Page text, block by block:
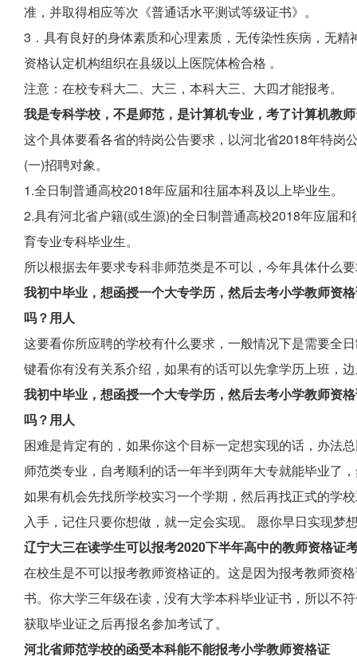
准，并取得相应等次《普通话水平测试等级证书》。
3．具有良好的身体素质和心理素质，无传染性疾病，无
资格认定机构组织在县级以上医院体检合格 。
注意：在校专科大二、大三，本科大三、大四才能报考。
我是专科学校，不是师范，是计算机专业，考了计算机教
这个具体要看各省的特岗公告要求，以河北省2018年特岗
(一)招聘对象。
1.全日制普通高校2018年应届和往届本科及以上毕业生。
2.具有河北省户籍(或生源)的全日制普通高校2018年应届
育专业专科毕业生。
所以根据去年要求专科非师范类是不可以，今年具体什么
我初中毕业，想函授一个大专学历，然后去考小学教师资
吗？用人
这要看你所应聘的学校有什么要求，一般情况下是需要全
键看你有没有关系介绍，如果有的话可以先拿学历上班，
我初中毕业，想函授一个大专学历，然后去考小学教师资
吗？用人
困难是肯定有的，如果你这个目标一定想实现的话，办法
师范类专业，自考顺利的话一年半到两年大专就能毕业了
如果有机会先找所学校实习一个学期，然后再找正式的学
入手，记住只要你想做，就一定会实现。 愿你早日实现梦
辽宁大三在读学生可以报考2020下半年高中的教师资格证
在校生是不可以报考教师资格证的。这是因为报考教师资
书。你大学三年级在读，没有大学本科毕业证书，所以不
获取毕业证之后再报名参加考试了。
河北省师范学校的函受本科能不能报考小学教师资格证